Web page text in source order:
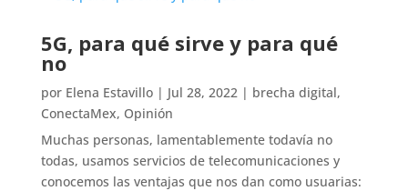
5G, para qué sirve y para qué
no
por Elena Estavillo| Jul 28, 2022| brecha digital,
ConectaMex, Opinión
Muchas personas, lamentablemente todavía no
todas, usamos servicios de telecomunicaciones y
conocemos las ventajas que nos dan como usuarias: